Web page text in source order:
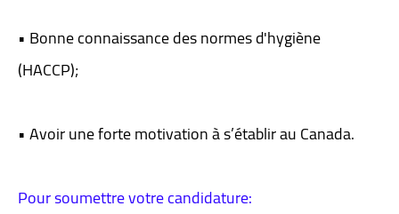
• Bonne connaissance des normes d'hygiène
(HACCP);
• Avoir une forte motivation à s’établir au Canada.
Pour soumettre votre candidature: